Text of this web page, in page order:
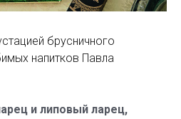
брусничного
напитков Павла
и липовый ларец,